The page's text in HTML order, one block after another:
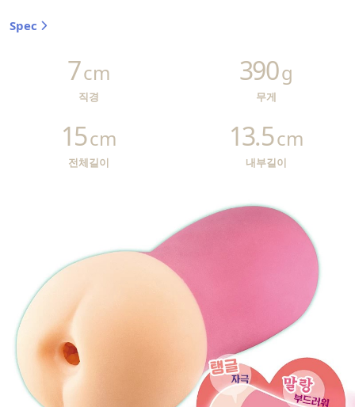
Spec
직경
7cm
무게
390g
전체길이
15cm
내부길이
13.5cm